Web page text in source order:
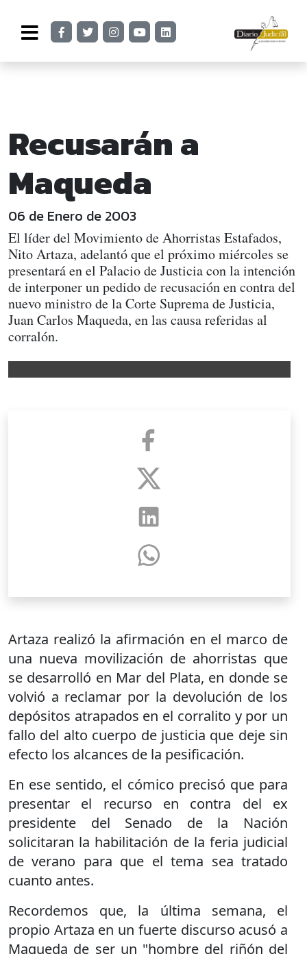
Recusarán a
Maqueda
06 de Enero de 2003
El líder del Movimiento de Ahorristas Estafados,
Nito Artaza, adelantó que el próximo miércoles se
presentará en el Palacio de Justicia con la intención
de interponer un pedido de recusación en contra del
nuevo ministro de la Corte Suprema de Justicia,
Juan Carlos Maqueda, en las causa referidas al
corralón.
Artaza realizó la afirmación en el marco de
una nueva movilización de ahorristas que
se desarrolló en Mar del Plata, en donde se
volvió a reclamar por la devolución de los
depósitos atrapados en el corralito y por un
fallo del alto cuerpo de justicia que deje sin
efecto los alcances de la pesificación.
En ese sentido, el cómico precisó que para
presentar el recurso en contra del ex
presidente del Senado de la Nación
solicitaran la habilitación de la feria judicial
de verano para que el tema sea tratado
cuanto antes.
Recordemos que, la última semana, el
propio Artaza en un fuerte discurso acusó a
Maqueda de ser un "hombre del riñón del